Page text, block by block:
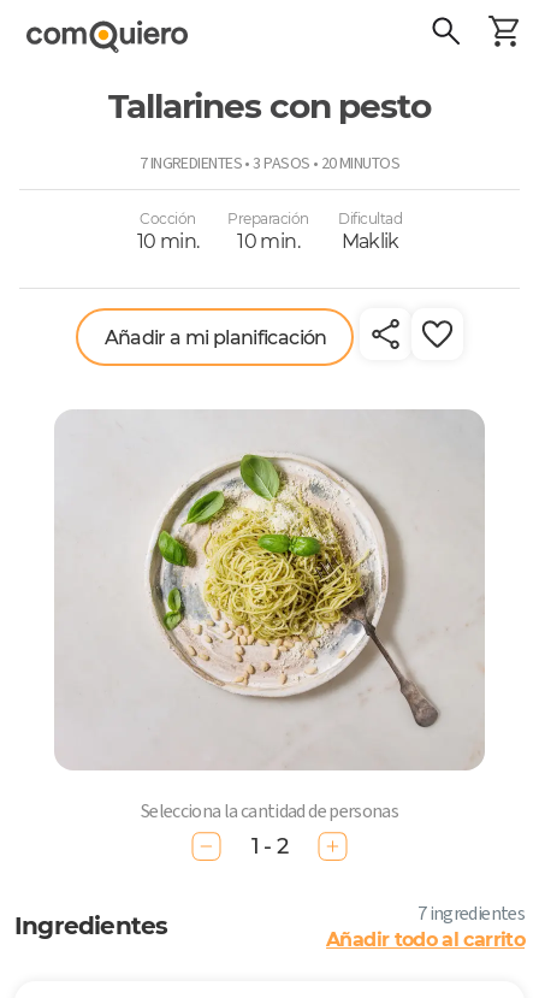
Tallarines con pesto
7 INGREDIENTES • 3 PASOS • 20 MINUTOS
Cocción
10 min.
Preparación
10 min.
Dificultad
Maklik
Añadir a mi planificación
Selecciona la cantidad de personas
1 - 2
Ingredientes 7 ingredientes
Añadir todo al carrito